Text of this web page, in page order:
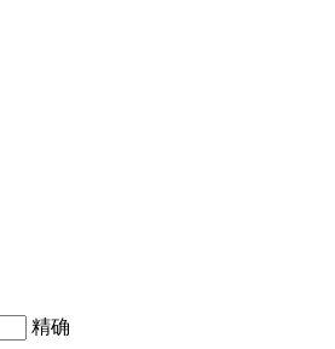
精确